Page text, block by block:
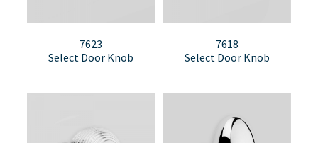
7623
Select Door Knob
7618
Select Door Knob